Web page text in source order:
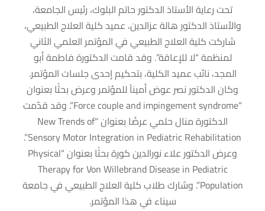
تحت رعاية الأستاذ الدكتور حاتم البلوك، رئيس الجامعة،
والأستاذ الدكتور هالة عزالدين، عميد كلية العلاج الطبيعي،
شاركت كلية العلاج الطبيعي في المؤتمر العلمي الثاني
لمنظمة “لا للإعاقة”. وقد قامت الدكتورة فاطمة أبو
المجد، نائب عميد الكلية، بتحكيم إحدى جلسات المؤتمر.
وكان الدكتور نصر عوض أميناً للمؤتمر وعرض بحثًا بعنوان
“Force couple and impingement syndrome”. وقد قدّمت
الدكتورة منال حلمي عرضًا بعنوان “New Trends of
Sensory Motor Integration in Pediatric Rehabilitation”.
وعرض الدكتور علاء نورالدين كورة بحثًا بعنوان “Physical
Therapy for Von Willebrand Disease in Pediatric
Population”. وشارك طلاب كلية العلاج الطبيعي في جامعة
سيناء في هذا المؤتمر.